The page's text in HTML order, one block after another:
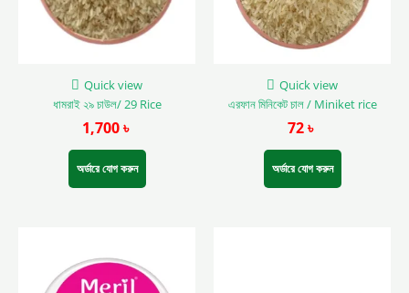
Quick view
ধামরাই ২৯ চাউল/ 29 Rice
1,700৳
অর্ডারে যোগ করুন
options
may
the
product
Quick view
এরফান মিনিকেট চাল / Miniket rice
72৳
অর্ডারে যোগ করুন
options
may
be
the
product